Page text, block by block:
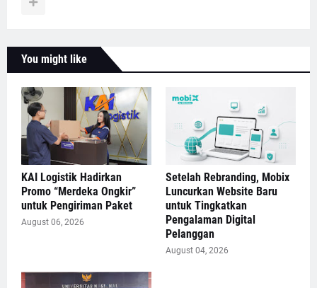
You might like
KAI Logistik Hadirkan
Promo “Merdeka Ongkir”
untuk Pengiriman Paket
August 06, 2026
Setelah Rebranding, Mobix
Luncurkan Website Baru
untuk Tingkatkan
Pengalaman Digital
Pelanggan
August 04, 2026